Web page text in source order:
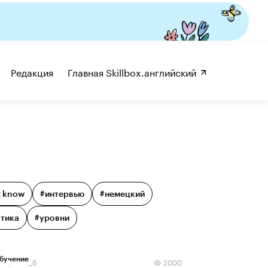
Редакция Главная Skillbox.английский
know #интервью #немецкий
#уровни
2026 2000